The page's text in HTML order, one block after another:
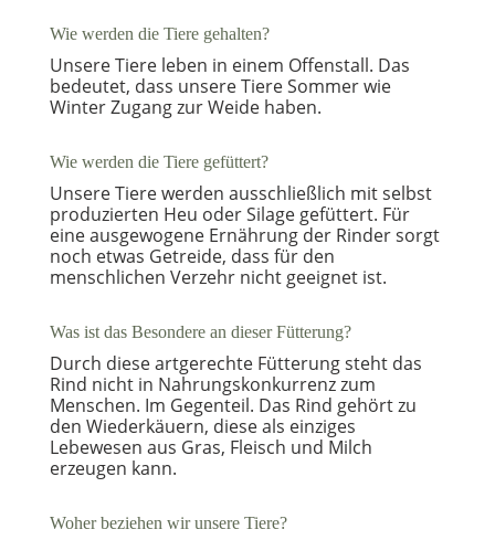
Wie werden die Tiere gehalten?
Unsere Tiere leben in einem Offenstall. Das
bedeutet, dass unsere Tiere Sommer wie
Winter Zugang zur Weide haben.
Wie werden die Tiere gefüttert?
Unsere Tiere werden ausschließlich mit selbst
produzierten Heu oder Silage gefüttert. Für
eine ausgewogene Ernährung der Rinder sorgt
noch etwas Getreide, dass für den
menschlichen Verzehr nicht geeignet ist.
Was ist das Besondere an dieser Fütterung?
Durch diese artgerechte Fütterung steht das
Rind nicht in Nahrungskonkurrenz zum
Menschen. Im Gegenteil. Das Rind gehört zu
den Wiederkäuern, diese als einziges
Lebewesen aus Gras, Fleisch und Milch
erzeugen kann.
Woher beziehen wir unsere Tiere?